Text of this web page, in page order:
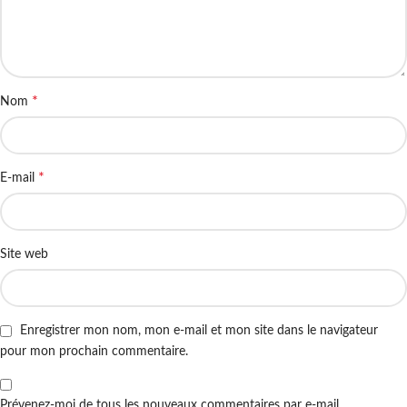
Nom *
E-mail *
Site web
Enregistrer mon nom, mon e-mail et mon site dans le navigateur
pour mon prochain commentaire.